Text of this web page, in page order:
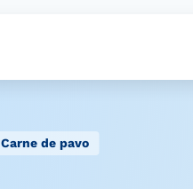
Carne de pavo